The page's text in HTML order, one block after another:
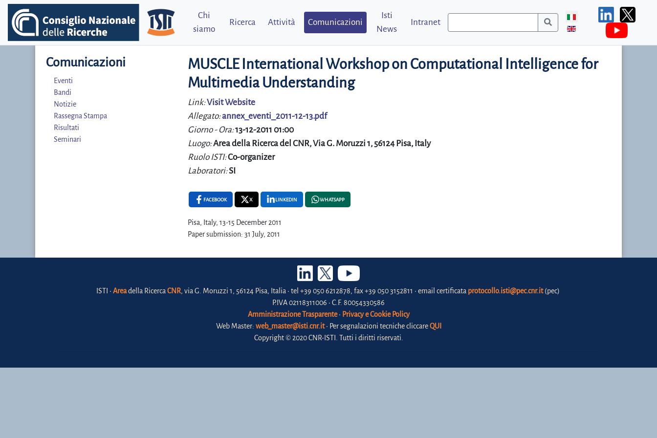
Chi
siamo
Ricerca Attività Comunicazioni
Isti
News
Intranet
Comunicazioni
Eventi
Bandi
Notizie
Rassegna Stampa
Risultati
Seminari
MUSCLE International Workshop on Computational Intelligence for
Multimedia Understanding
Link:Visit Website
Allegato:annex_eventi_2011-12-13.pdf
Giorno - Ora:13-12-2011 01:00
Luogo:Area della Ricerca del CNR, Via G. Moruzzi 1, 56124 Pisa, Italy
Ruolo ISTI:Co-organizer
Laboratori:SI
FACEBOOK X LINKEDIN WHATSAPP
Pisa, Italy, 13-15 December 2011
Paper submission: 31 July, 2011
ISTI • Areadella Ricerca CNR, via G. Moruzzi 1, 56124 Pisa, Italia • tel +39 050 6212878, fax +39 050 3152811 • email certificata protocollo.isti@pec.cnr.it(pec)
P.IVA 02118311006 • C.F. 80054330586
Amministrazione Trasparente• Privacy e Cookie Policy
Web Master: web_master@isti.cnr.it• Per segnalazioni tecniche cliccareQUI
Copyright © 2020 CNR-ISTI. Tutti i diritti riservati.